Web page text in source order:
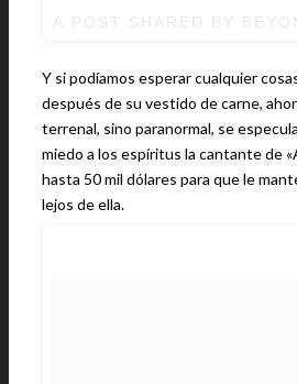
Y si podíamos esperar cualquier
después de su vestido de carne,
terrenal, sino paranormal, se
miedo a los espíritus la cantante de
hasta 50 mil dólares para que le
lejos de ella.